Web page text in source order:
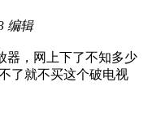
编辑
器，网上下了不知多少
了就不买这个破电视